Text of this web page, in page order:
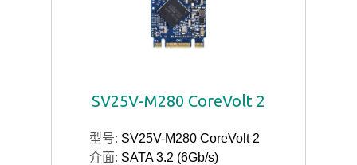
SV25V-M280 CoreVolt 2
型号: SV25V-M280 CoreVolt 2
介面: SATA 3.2 (6Gb/s)